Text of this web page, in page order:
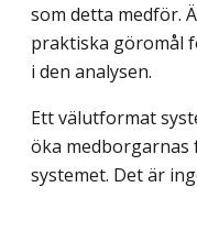
som detta medför.
praktiska göromål
i den analysen.
Ett välutformat
öka
systemet. Det är